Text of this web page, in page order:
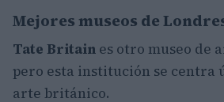
Mejores museos de
Tate Britain es otro museo de
pero esta institución se centra
arte británico.